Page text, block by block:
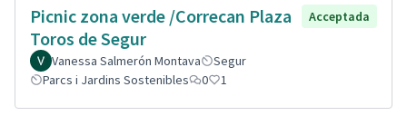
Picnic zona verde /Correcan Plaza
Toros de Segur
Acceptada
Vanessa Salmerón Montava
Segur
Parcs i Jardins Sostenibles
0 1